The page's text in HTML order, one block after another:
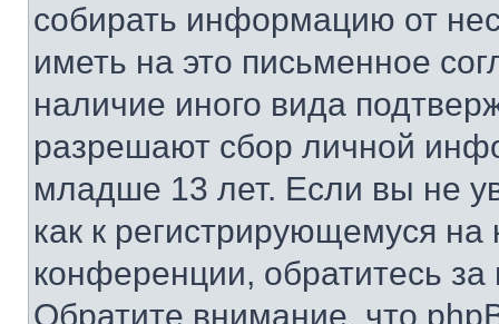
собирать информацию от
иметь на это письменное
наличие иного вида
разрешают сбор личной
младше 13 лет. Если вы не
как к регистрирующемуся
конференции, обратитесь
Обратите внимание, что